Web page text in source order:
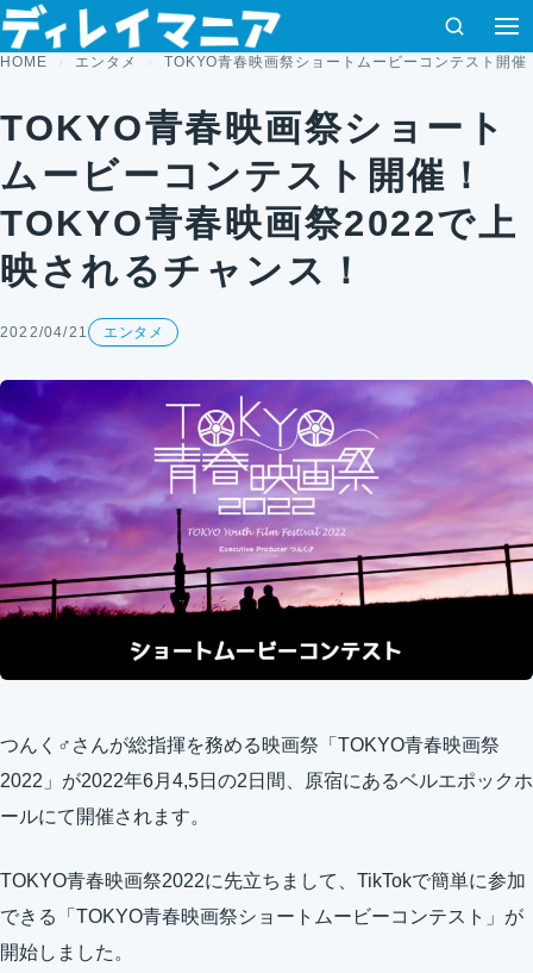
コンテンツへスキップ
検索
HOME エンタメ TOKYO青春映画祭ショートムービーコンテスト開
TOKYO青春映画祭ショート
ムービーコンテスト開催！
TOKYO青春映画祭2022で上
映されるチャンス！
2022/04/21 エンタメ
つんく♂さんが総指揮を務める映画祭「TOKYO青春映画祭
2022」が2022年6月4,5日の2日間、原宿にあるベルエポックホ
ールにて開催されます。
TOKYO青春映画祭2022に先立ちまして、TikTokで簡単に参加
できる「TOKYO青春映画祭ショートムービーコンテスト」が
開始しました。